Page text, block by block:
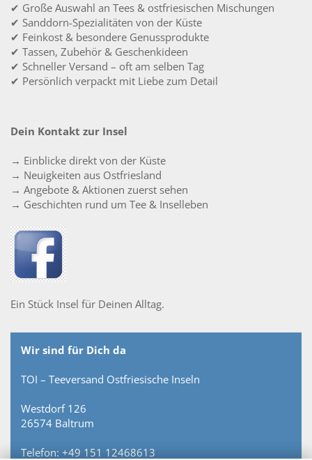
✔ Große Auswahl an Tees & ostfriesischen Mischungen
✔ Sanddorn-Spezialitäten von der Küste
✔ Feinkost & besondere Genussprodukte
✔ Tassen, Zubehör & Geschenkideen
✔ Schneller Versand – oft am selben Tag
✔ Persönlich verpackt mit Liebe zum Detail
Dein Kontakt zur Insel
→ Einblicke direkt von der Küste
→ Neuigkeiten aus Ostfriesland
→ Angebote & Aktionen zuerst sehen
→ Geschichten rund um Tee & Inselleben
Ein Stück Insel für Deinen Alltag.
Wir sind für Dich da
TOI – Teeversand Ostfriesische Inseln
Westdorf 126
26574 Baltrum
Telefon: +49 151 12468613